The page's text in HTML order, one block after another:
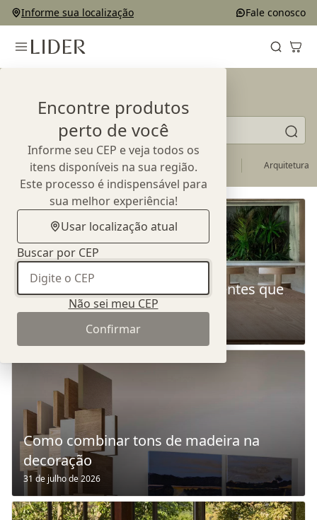
Informe sua localização Fale conosco
Encontre produtos
perto de você
Informe seu CEP e veja todos os
itens disponíveis na sua região.
Este processo é indispensável para
sua melhor experiência!
Usar localização atual
Buscar por CEP
Não sei meu CEP
Confirmar
Blog
Pesquise matérias
Mundo Lider Agenda Inspiração Arquitetura
Casa híbrida: como criar ambientes que
acompanham a sua rotina
4 de agosto de 2026
Como combinar tons de madeira na
decoração
31 de julho de 2026